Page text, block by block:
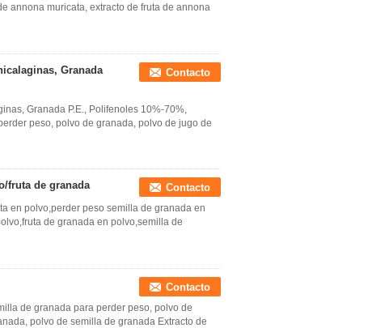
annona muricata, extracto de fruta de annona
Granada
Contacto
Granada P.E., Polifenoles 10%-70%,
peso, polvo de granada, polvo de jugo de
fruta de granada Contacto
en polvo,perder peso semilla de granada en
de granada en polvo,semilla de
Contacto
de granada para perder peso, polvo de
polvo de semilla de granada Extracto de